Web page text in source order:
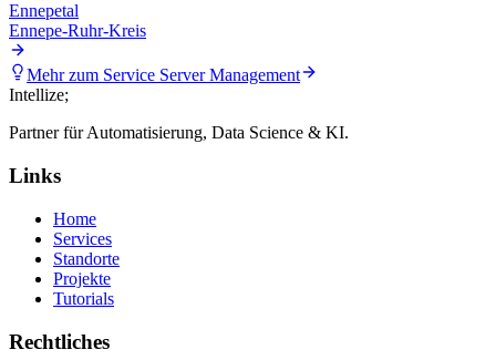
Ennepetal
Ennepe-Ruhr-Kreis
Mehr zum Service Server Management
Intellize;
Partner für Automatisierung, Data Science & KI.
Links
Home
Services
Standorte
Projekte
Tutorials
Rechtliches